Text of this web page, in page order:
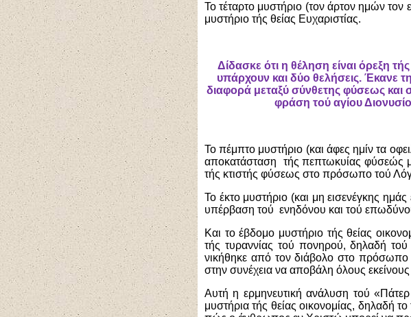
Το τέταρτο μυστήριο (τον άρτον ημών τον
μυστήριο τής θείας Ευχαριστίας.
Δίδασκε ότι η θέληση είναι όρεξη
υπάρχουν και δύο θελήσεις. Έκανε
διαφορά μεταξύ σύνθετης φύσεως και
φράση τού αγίου
Το πέμπτο μυστήριο (και άφες ημίν τα
αποκατάσταση τής πεπτωκυίας φύσεώς
τής κτιστής φύσεως στο πρόσωπο τού
Το έκτο μυστήριο (και μη εισενέγκης
υπέρβαση τού ενηδόνου και τού
Και το έβδομο μυστήριο τής θείας
τής τυραννίας τού πονηρού, δηλαδή
νικήθηκε από τον διάβολο στο πρόσωπο
στην συνέχεια να αποβάλη όλους
Αυτή η ερμηνευτική ανάλυση τού
μυστήρια τής θείας οικονομίας, δηλαδή